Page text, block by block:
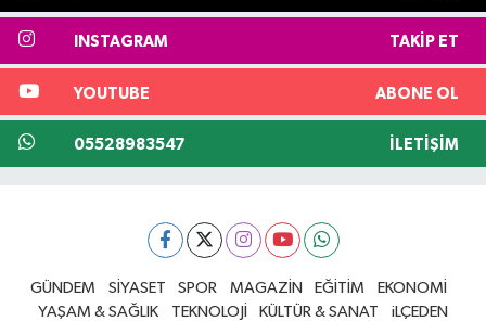
INSTAGRAM TAKIP ET
YOUTUBE ABONE OL
05528983547 İLETIŞIM
GÜNDEM SİYASET SPOR MAGAZİN EĞİTİM
EKONOMİ
YAŞAM & SAĞLIK
TEKNOLOJİ KÜLTÜR & SANAT iLÇEDEN